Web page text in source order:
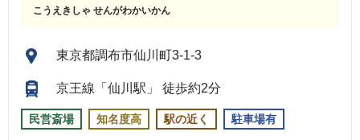
こうえきしゃ せんがわかいかん
東京都調布市仙川町3-1-3
京王線「仙川駅」 徒歩約2分
民営斎場 知名度高 駅の近く 駐車場有